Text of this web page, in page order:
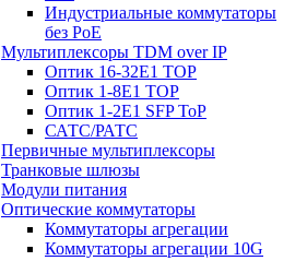
Индустриальные коммутаторы
без PoE
Мультиплексоры TDM over IP
Оптик 16-32E1 TOP
Оптик 1-8E1 TOP
Оптик 1-2E1 SFP ToP
САТС/РАТС
Первичные мультиплексоры
Транковые шлюзы
Модули питания
Оптические коммутаторы
Коммутаторы агрегации
Коммутаторы агрегации 10G